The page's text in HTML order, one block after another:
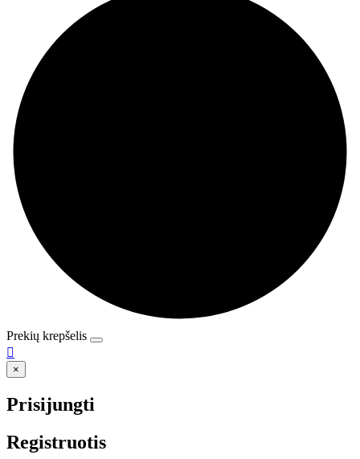
Prekių krepšelis

×
Prisijungti
Registruotis